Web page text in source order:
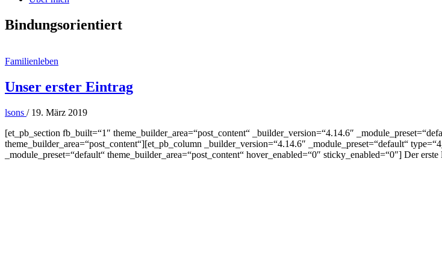
Bindungsorientiert
Familienleben
Unser erster Eintrag
lsons / 19. März 2019
[et_pb_section fb_built=“1″ theme_builder_area=“post_content“ _builder_version=“4.14.6″
theme_builder_area=“post_content“][et_pb_column _builder_version=“4.14.6″ _module_preset=“default“
_module_preset=“default“ theme_builder_area=“post_content“ hover_enabled=“0″ sticky_enabled=“0″] Der